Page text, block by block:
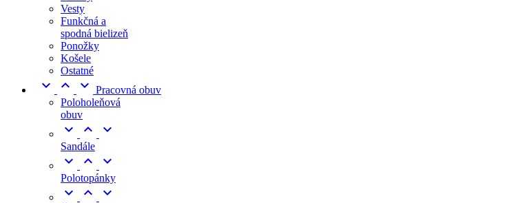
Vesty
Funkčná a
spodná bielizeň
Ponožky
Košele
Ostatné
   Pracovná obuv
Poloholeňová
obuv
  
Sandále
  
Polotopánky
  